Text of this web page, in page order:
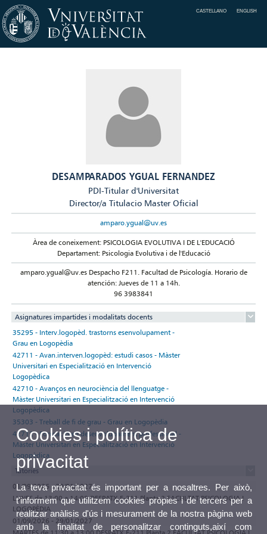
CASTELLANO ENGLISH
DESAMPARADOS YGUAL FERNANDEZ
PDI-Titular d'Universitat
Director/a Titulacio Master Oficial
amparo.ygual@uv.es
Àrea de coneixement: PSICOLOGIA EVOLUTIVA I DE L'EDUCACIÓ
Departament: Psicologia Evolutiva i de l'Educació
amparo.ygual@uv.es Despacho F211. Facultad de Psicología. Horario de
atención: Jueves de 11 a 14h.
96 3983841
Asignatures impartides i modalitats docents
35295 - Interv.logopèd. trastorns esenvolupament -
Grau en Logopèdia
42711 - Avan.interven.logopèd: estudi casos - Màster
Universitari en Especialització en Intervenció
Logopèdica
42710 - Avanços en neurociència del llenguatge -
Màster Universitari en Especialització en Intervenció
Logopèdica
35303 - Treball de fi de grau - Grau en Logopèdia
42712 - Formació en desenvolupament professional -
Màster Universitari en Especialització en Intervenció
Logopèdica
Tutories
01/09/2026 - 29/01/2027
LUNES de 13:00 a 14:00 DESPATX F-211 Planta 2 FACULTAT PSICOLOGIA I
LOGOPÈDIA
01/09/2026 - 29/01/2027
Cookies i política de
privacitat
La teva privacitat és important per a nosaltres. Per això,
t'informem que utilitzem cookies pròpies i de tercers per a
realitzar anàlisis d'ús i mesurament de la nostra pàgina web
amb la finalitat de personalitzar continguts,així com